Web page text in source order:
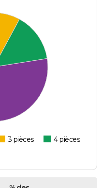
3 pièces
4 pièces